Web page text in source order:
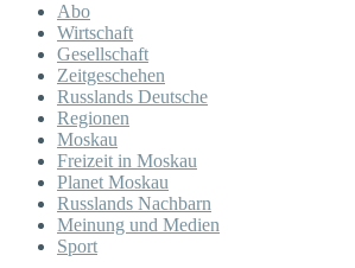
Abo
Wirtschaft
Gesellschaft
Zeitgeschehen
Russlands Deutsche
Regionen
Moskau
Freizeit in Moskau
Planet Moskau
Russlands Nachbarn
Meinung und Medien
Sport